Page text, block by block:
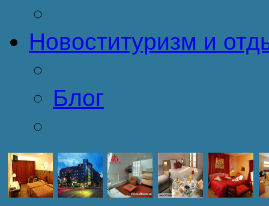
Новоституризм и
Блог